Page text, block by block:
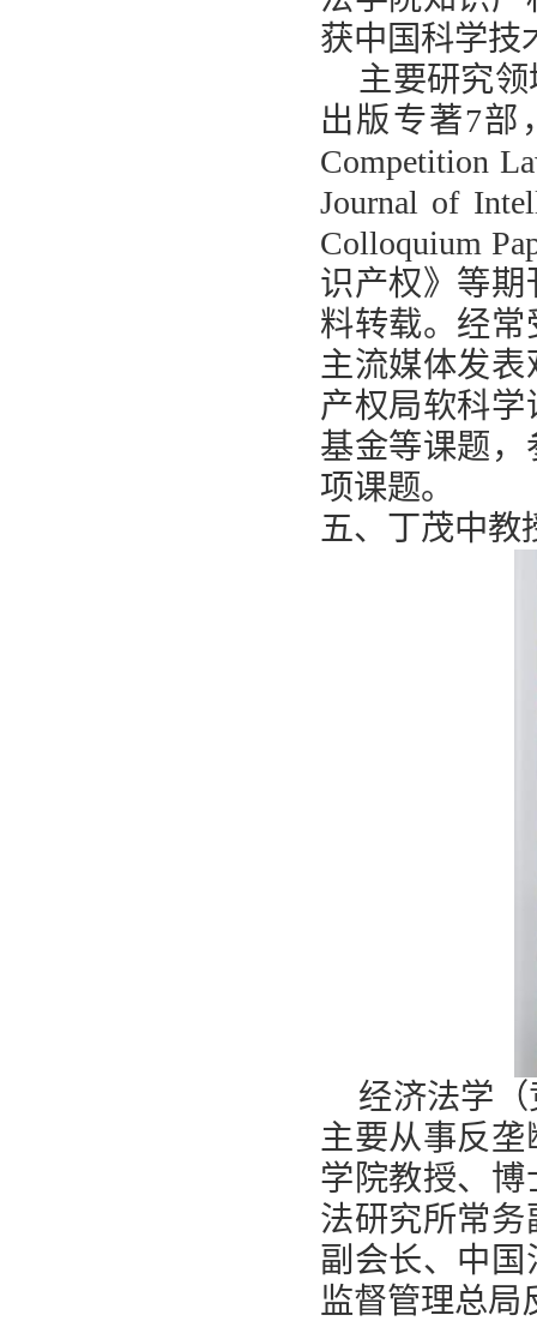
获中国科学技
主要研究
出版专著7部
Competition
Journal of
Colloquium
识产权》等
料转载。经
主流媒体发
产权局软科
基金等课题
项课题。
五、丁茂中教
经济法学
主要从事反
学院教授、
法研究所常
副会长、中
监督管理总局